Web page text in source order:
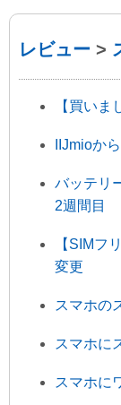
レビュー >
【買い
IIJmioか
バッテリ
2週間目
【SIMフ
変更
スマホの
スマホに
スマホに